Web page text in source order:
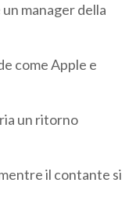
manager della
come Apple e
un ritorno
il contante si